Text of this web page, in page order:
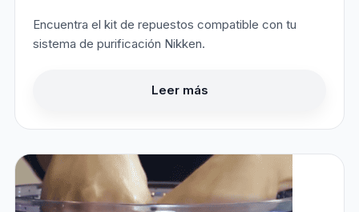
Encuentra el kit de repuestos compatible con tu
sistema de purificación Nikken.
Leer más